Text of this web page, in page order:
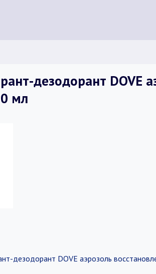
дезодорант DOVE
мл
дезодорант DOVE аэрозоль